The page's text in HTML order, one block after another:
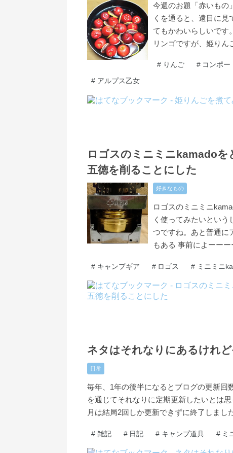
今週のお題「赤いもの
くを通ると、遠目に見
てもかわいらしいです
リンゴですが、姫り
# りんご # コンポー
# アルプス乙女
ロゴスのミニミニkamado
五徳を削ることにした
好きなもの
ロゴスのミニミニ
く使ってみたいとい
つですね。あと普通に
もある 事前によーー
# キャンプギア # ロゴス # ミニミニ
ネタはそれなりにあるけれ
日常
毎年、1年の後半になるとブログの更新回
を通じてそれなりに定期更新したいとは
月は結局2回しか更新できずに終了しま
# 雑記 # 日記 # キャンプ道具 # ミ